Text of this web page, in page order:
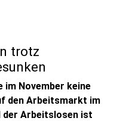
trotz
November keine
den Arbeitsmarkt im
der Arbeitslosen ist